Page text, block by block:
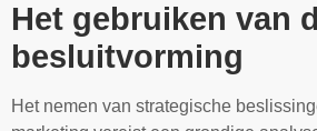
Het gebruiken van
besluitvorming
Het nemen van strategische